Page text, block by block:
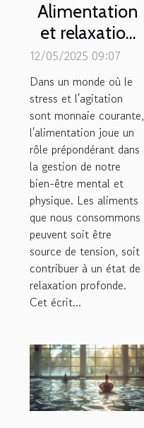
Alimentation
et relaxation
les meilleurs
aliments pour
apaiser l'esprit
et détendre le
corps
12/05/2025 09:07
Dans un monde où le
stress et l'agitation
sont monnaie courante,
l'alimentation joue un
rôle prépondérant dans
la gestion de notre
bien-être mental et
physique. Les aliments
que nous consommons
peuvent soit être
source de tension, soit
contribuer à un état de
relaxation profonde.
Cet écrit...